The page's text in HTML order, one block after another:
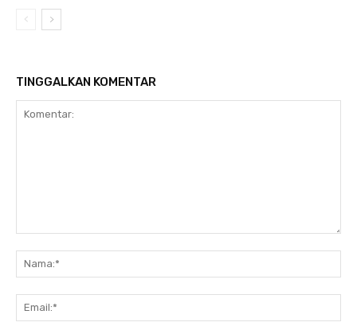
TINGGALKAN KOMENTAR